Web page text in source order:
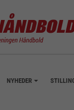
NYHEDER